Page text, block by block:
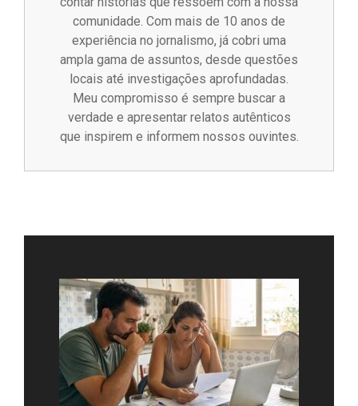
comunidade. Com mais de 10 anos de
experiência no jornalismo, já cobri uma
ampla gama de assuntos, desde questões
locais até investigações aprofundadas.
Meu compromisso é sempre buscar a
verdade e apresentar relatos autênticos
que inspirem e informem nossos ouvintes.